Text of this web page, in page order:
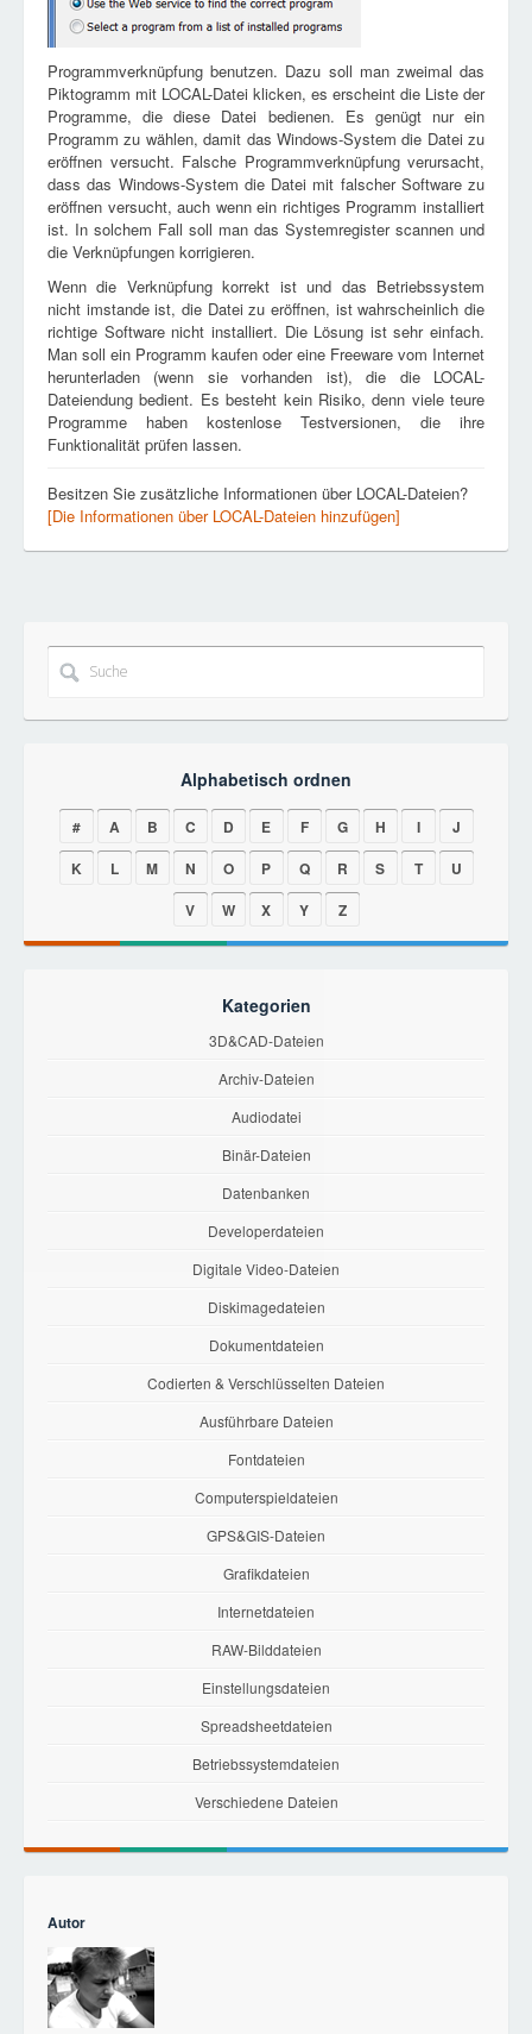
Programmverknüpfung benutzen. Dazu soll man zweimal das
Piktogramm mit LOCAL-Datei klicken, es erscheint die Liste der
Programme, die diese Datei bedienen. Es genügt nur ein
Programm zu wählen, damit das Windows-System die Datei zu
eröffnen versucht. Falsche Programmverknüpfung verursacht,
dass das Windows-System die Datei mit falscher Software zu
eröffnen versucht, auch wenn ein richtiges Programm installiert
ist. In solchem Fall soll man das Systemregister scannen und
die Verknüpfungen korrigieren.
Wenn die Verknüpfung korrekt ist und das Betriebssystem
nicht imstande ist, die Datei zu eröffnen, ist wahrscheinlich die
richtige Software nicht installiert. Die Lösung ist sehr einfach.
Man soll ein Programm kaufen oder eine Freeware vom Internet
herunterladen (wenn sie vorhanden ist), die die LOCAL-
Dateiendung bedient. Es besteht kein Risiko, denn viele teure
Programme haben kostenlose Testversionen, die ihre
Funktionalität prüfen lassen.
Besitzen Sie zusätzliche Informationen über LOCAL-Dateien?
[Die Informationen über LOCAL-Dateien hinzufügen]
Alphabetisch ordnen
# A B C D E F G H I
J
K
L M N O P Q R S T
U
V
W X Y Z
Kategorien
3D&CAD-Dateien
Archiv-Dateien
Audiodatei
Binär-Dateien
Datenbanken
Developerdateien
Digitale Video-Dateien
Diskimagedateien
Dokumentdateien
Codierten & Verschlüsselten Dateien
Ausführbare Dateien
Fontdateien
Computerspieldateien
GPS&GIS-Dateien
Grafikdateien
Internetdateien
RAW-Bilddateien
Einstellungsdateien
Spreadsheetdateien
Betriebssystemdateien
Verschiedene Dateien
Autor